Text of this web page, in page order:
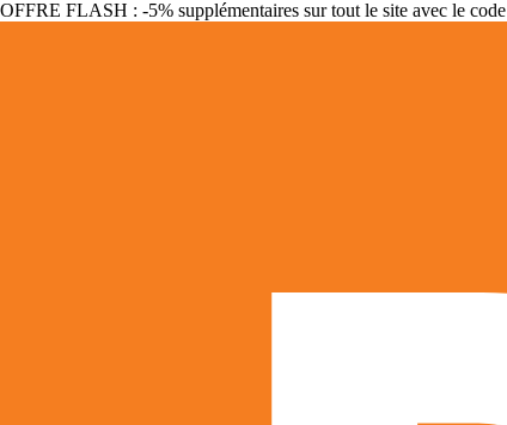
OFFRE FLASH : -5% supplémentaires sur tout le site avec le code